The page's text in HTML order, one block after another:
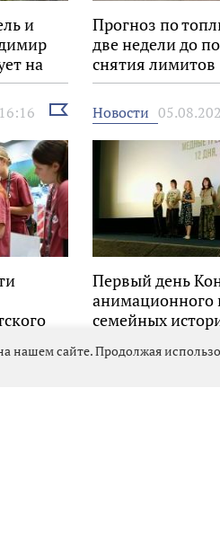
и
на
Прогноз по
две недели до
снятия лимитов
Выбрать
новость
Новости
Первый день
анимационного
семейных
сайте. Продолжая